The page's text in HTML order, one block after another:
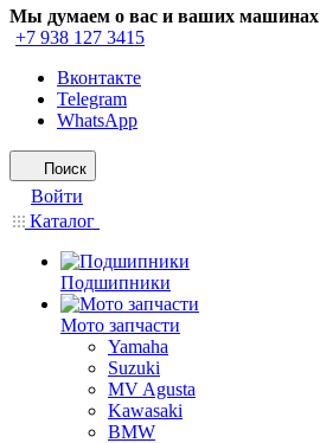
Мы думаем о вас и ваших машинах
+7 938 127 3415
Вконтакте
Telegram
WhatsApp
Поиск
Войти
Каталог
Подшипники
Мото запчасти
Yamaha
Suzuki
MV Agusta
Kawasaki
BMW